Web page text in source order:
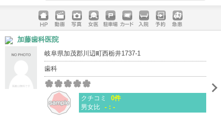
ホームペ
ージ
動画 写真 女医 駐車場
クレジッ
入院 予約 急患
加藤歯科医院
岐阜県加茂郡川辺町西栃井1737-1
歯科
クチコミ
0件
男女比 -：-